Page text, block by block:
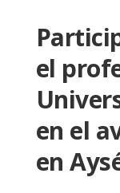
el
en el
en